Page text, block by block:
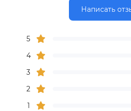
Написать
5
4
3
2
1